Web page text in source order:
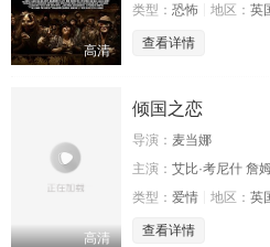
高清
类型： 恐怖 地区： 英
查看详情
高清
倾国之恋
导演： 麦当娜
主演： 艾比·考尼什 詹
类型： 爱情 地区： 英
查看详情